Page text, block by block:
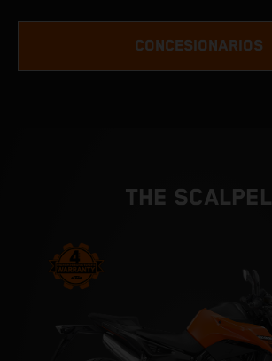
CONCESIONARIOS
THE SCALPEL